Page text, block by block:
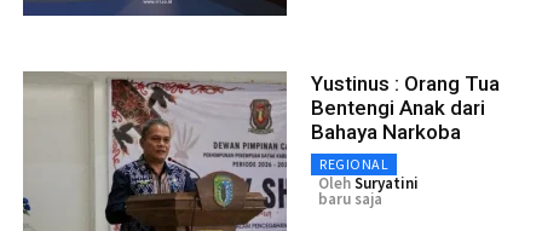
Yustinus : Orang Tua
Bentengi Anak dari
Bahaya Narkoba
REGIONAL
OlehSuryatini
baru saja